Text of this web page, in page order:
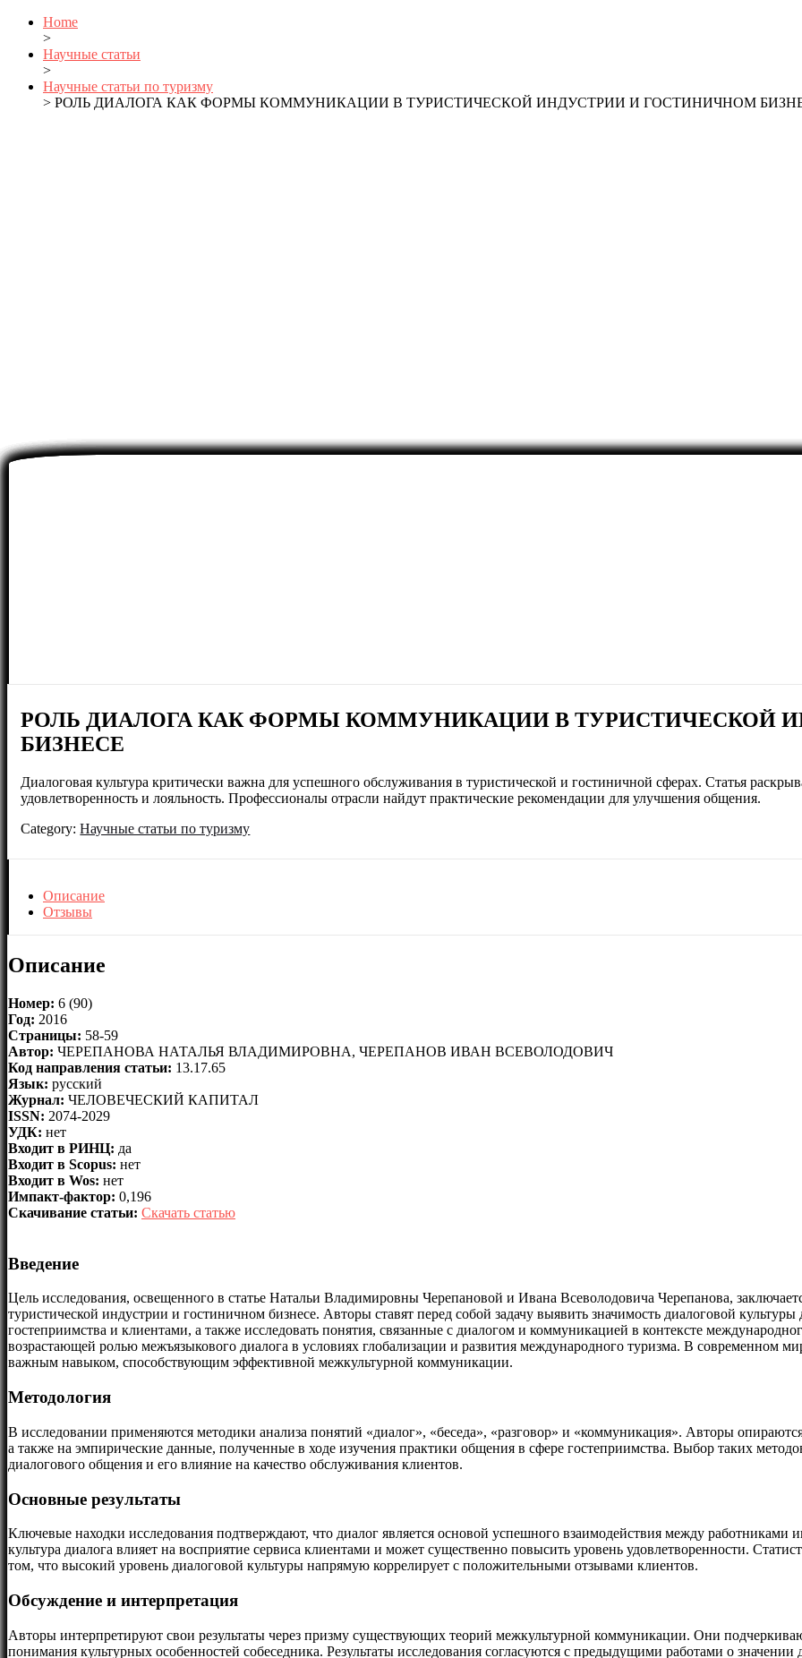
Home
>
Научные статьи
>
Научные статьи по туризму
> РОЛЬ ДИАЛОГА КАК ФОРМЫ КОММУНИКАЦИИ В ТУРИСТИЧЕСКОЙ ИНДУСТРИИ И ГОСТИНИЧНОМ
РОЛЬ ДИАЛОГА КАК ФОРМЫ КОММУНИКАЦИИ В ТУРИСТИЧЕСКОЙ
БИЗНЕСЕ
Диалоговая культура критически важна для успешного обслуживания в туристической и гостиничной сферах. Статья
удовлетворенность и лояльность. Профессионалы отрасли найдут практические рекомендации для улучшения общения.
Category:Научные статьи по туризму
Описание
Отзывы
Описание
Номер: 6 (90)
Год: 2016
Страницы: 58-59
Автор: ЧЕРЕПАНОВА НАТАЛЬЯ ВЛАДИМИРОВНА, ЧЕРЕПАНОВ ИВАН ВСЕВОЛОДОВИЧ
Код направления статьи: 13.17.65
Язык: русский
Журнал: ЧЕЛОВЕЧЕСКИЙ КАПИТАЛ
ISSN: 2074-2029
УДК: нет
Входит в РИНЦ: да
Входит в Scopus: нет
Входит в Wos: нет
Импакт-фактор: 0,196
Скачивание статьи: Скачать статью
Введение
Цель исследования, освещенного в статье Натальи Владимировны Черепановой и Ивана Всеволодовича Черепанова,
туристической индустрии и гостиничном бизнесе. Авторы ставят перед собой задачу выявить значимость диалоговой
гостеприимства и клиентами, а также исследовать понятия, связанные с диалогом и коммуникацией в контексте
возрастающей ролью межъязыкового диалога в условиях глобализации и развития международного туризма. В современном
важным навыком, способствующим эффективной межкультурной коммуникации.
Методология
В исследовании применяются методики анализа понятий «диалог», «беседа», «разговор» и «коммуникация». Авторы
а также на эмпирические данные, полученные в ходе изучения практики общения в сфере гостеприимства. Выбор таких
диалогового общения и его влияние на качество обслуживания клиентов.
Основные результаты
Ключевые находки исследования подтверждают, что диалог является основой успешного взаимодействия между
культура диалога влияет на восприятие сервиса клиентами и может существенно повысить уровень удовлетворенности.
том, что высокий уровень диалоговой культуры напрямую коррелирует с положительными отзывами клиентов.
Обсуждение и интерпретация
Авторы интерпретируют свои результаты через призму существующих теорий межкультурной коммуникации. Они
понимания культурных особенностей собеседника. Результаты исследования согласуются с предыдущими работами о значении